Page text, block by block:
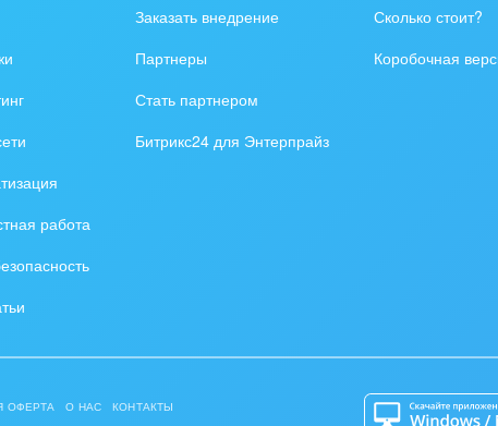
работа
Заказать внедрение
Партнеры
Стать партнером
Битрикс24 для Энтерпрайз
Сколько стоит?
Коробочная
ОФЕРТА О НАС КОНТАКТЫ